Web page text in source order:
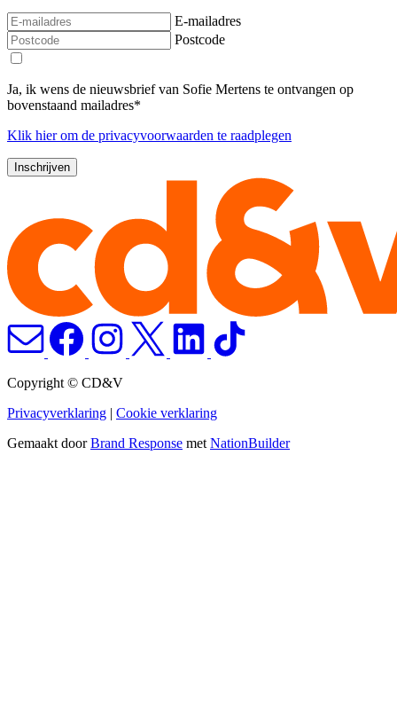
E-mailadres
Postcode
Ja, ik wens de nieuwsbrief van Sofie Mertens te ontvangen op
bovenstaand mailadres*
Klik hierom de privacyvoorwaarden te raadplegen
Copyright © CD&V
Privacyverklaring | Cookie verklaring
Gemaakt doorBrand Response met NationBuilder